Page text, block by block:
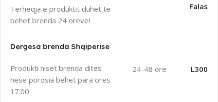
Terheqja e produktit duhet te
behet brenda 24 oreve!
Falas
Dergesa brenda Shqiperise
Produkti niset brenda dites
nese porosia behet para ores
17:00
24-48 ore L300